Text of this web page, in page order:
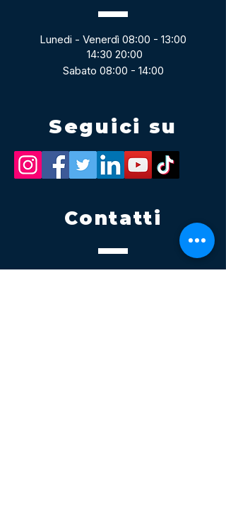
Lunedi - Venerdì 08:00 - 13:00
14:30 20:00
Sabato 08:00 - 14:00
Seguici su
Contatti